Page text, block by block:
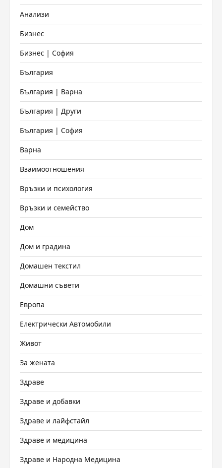
Анализи
Бизнес
Бизнес | София
България
България | Варна
България | Други
България | София
Варна
Взаимоотношения
Връзки и психология
Връзки и семейство
Дом
Дом и градина
Домашен текстил
Домашни съвети
Европа
Електрически Автомобили
Живот
За жената
Здраве
Здраве и добавки
Здраве и лайфстайл
Здраве и медицина
Здраве и Народна Медицина